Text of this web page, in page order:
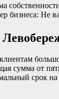
бизнеса: Не
сумма от
срок на